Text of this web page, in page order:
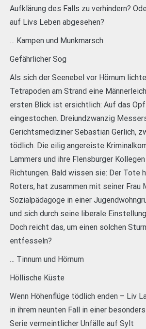
Aufklärung des Falls zu verhindern?
auf Livs Leben abgesehen?
… Kampen und Munkmarsch
Gefährlicher Sog
Als sich der Seenebel vor Hörnum
Tetrapoden am Strand eine
ersten Blick ist ersichtlich: Auf das
eingestochen. Dreiundzwanzig
Gerichtsmediziner Sebastian Gerlich,
tödlich. Die eilig angereiste
Lammers und ihre Flensburger
Richtungen. Bald wissen sie: Der Tote
Roters, hat zusammen mit seiner Frau
Sozialpädagoge in einer
und sich durch seine liberale
Doch reicht das, um einen solchen
entfesseln?
… Tinnum und Hörnum
Höllische Küste
Wenn Höhenflüge tödlich enden – Liv
in ihrem neunten Fall in einer
Serie vermeintlicher Unfälle auf Sylt